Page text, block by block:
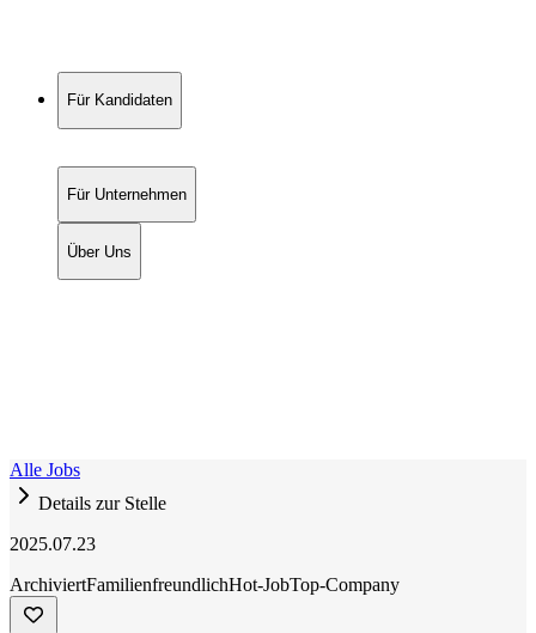
Für Kandidaten
Für Unternehmen
Über Uns
Alle Jobs
Details zur Stelle
2025.07.23
ArchiviertFamilienfreundlichHot-JobTop-Company